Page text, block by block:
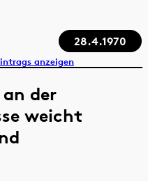
28.4.1970
anzeigen
der
weicht